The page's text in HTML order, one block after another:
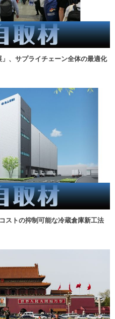
」、サプライチェーン全体の最適化
ストの抑制可能な冷蔵倉庫新工法